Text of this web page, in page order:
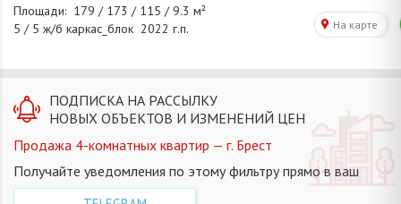
ПОДПИСКА НА РАССЫЛКУ
НОВЫХ ОБЪЕКТОВ И ИЗМЕНЕНИЙ ЦЕН
Продажа 4-комнатных квартир — г. Брест
Получайте уведомления по этому фильтру прямо в ваш